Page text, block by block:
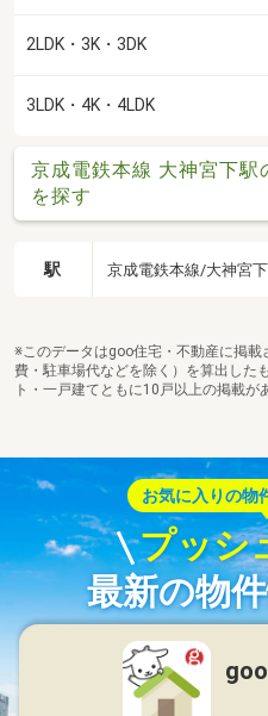
2LDK・3K・3DK
3LDK・4K・4LDK
京成電鉄本線 大神宮下駅
を探す
駅 京成電鉄本線/大神宮下
※このデータはgoo住宅・不動産に掲
費・駐車場代などを除く）を算出した
ト・一戸建てともに10戸以上の掲載が
お気に入りの物
プッシ
最新の物